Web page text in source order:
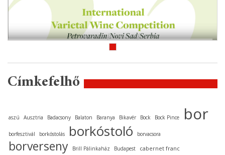
Címkefelhő
aszú Ausztria Badacsony Balaton Baranya Bikavér Bock Bock Pince bor
borfesztivál borkóstolás borkóstoló borvacsora
borverseny Brill Pálinkaház Budapest cabernet franc